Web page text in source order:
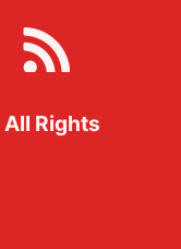
All Rights